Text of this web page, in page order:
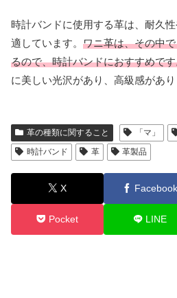
時計バンドに使用する革は、耐久
適しています。 ワニ革は、その中
るので、時計バンドにおすすめで
に美しい光沢があり、高級感があり
革の種類に関すること 「マ」
時計バンド
革 革製品
X Facebook
Pocket LINE